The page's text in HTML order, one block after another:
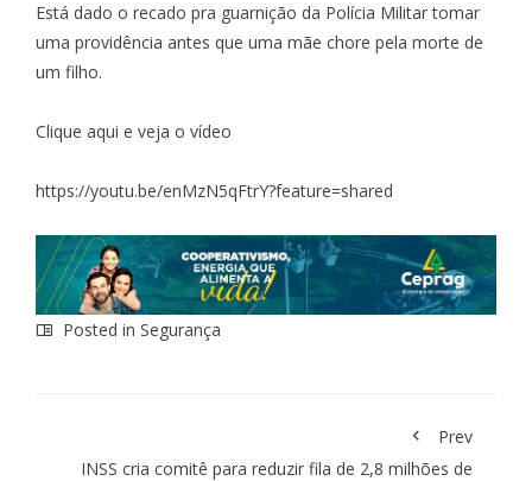
Está dado o recado pra guarnição da Polícia Militar tomar
uma providência antes que uma mãe chore pela morte de
um filho.
Clique aqui e veja o vídeo
https://youtu.be/enMzN5qFtrY?feature=shared
Posted in Segurança
Prev
INSS cria comitê para reduzir fila de 2,8 milhões de